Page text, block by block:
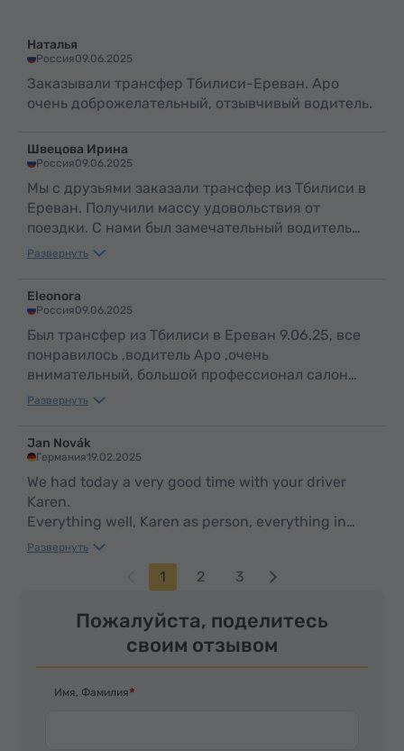
Наталья
Россия09.06.2025
Заказывали трансфер Тбилиси-Ереван. Аро
очень доброжелательный, отзывчивый водитель.
Швецова Ирина
Россия09.06.2025
Мы с друзьями заказали трансфер из Тбилиси в
Ереван. Получили массу удовольствия от
поездки. С нами был замечательный водитель
Аро. По таким людям и можно судить о
гостеприимном и добром народе .
Развернуть
Eleonora
Россия09.06.2025
Был трансфер из Тбилиси в Ереван 9.06.25, все
понравилось ,водитель Аро ,очень
внимательный, большой профессионал салон
машины чистый в машине вода ,путешествие
Развернуть
Jan Novák
Германия19.02.2025
We had today a very good time with your driver
Karen.
Everything well, Karen as person, everything in
time, clean car, smooth drive. We enjoyed, five
Развернуть
1 2 3
Пожалуйста, поделитесь
своим отзывом
Имя, Фамилия